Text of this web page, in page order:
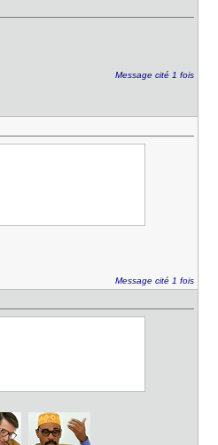
Message cité 1 fois
Message cité 1 fois